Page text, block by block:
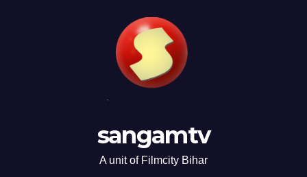
sangamtv
A unit of Filmcity Bihar